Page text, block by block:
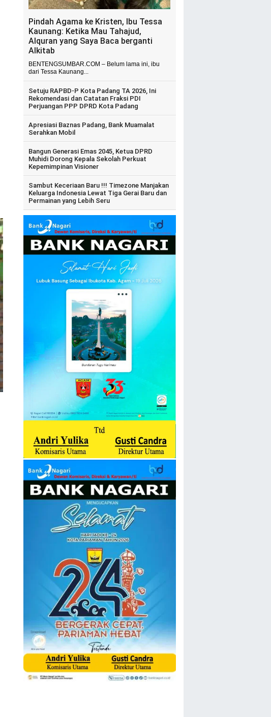
Pindah Agama ke Kristen, Ibu Tessa
Kaunang: Ketika Mau Tahajud,
Alquran yang Saya Baca berganti
Alkitab
BENTENGSUMBAR.COM – Belum lama ini, ibu
dari Tessa Kaunang...
Setuju RAPBD-P Kota Padang TA 2026, Ini
Rekomendasi dan Catatan Fraksi PDI
Perjuangan PPP DPRD Kota Padang
Apresiasi Baznas Padang, Bank Muamalat
Serahkan Mobil
Bangun Generasi Emas 2045, Ketua DPRD
Muhidi Dorong Kepala Sekolah Perkuat
Kepemimpinan Visioner
Sambut Keceriaan Baru !!! Timezone Manjakan
Keluarga Indonesia Lewat Tiga Gerai Baru dan
Permainan yang Lebih Seru